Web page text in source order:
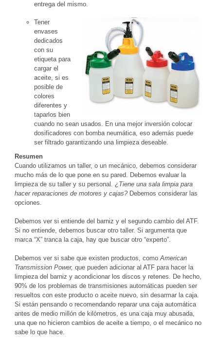
entrega del mismo.
Tener
envases
dedicados
con su
etiqueta para
cargar el
aceite, si es
posible de
colores
diferentes y
taparlos bien
cuando no sean usados. En una mejor inversión colocar
dosificadores con bomba neumática, eso además puede
ser filtrado garantizando una limpieza deseable.
Resumen
Cuando utilizamos un taller, o un mecánico, debemos considerar
mucho más de lo que pone en su pared. Debemos evaluar la
limpieza de su taller y su personal. ¿Tiene una sala limpia para
hacer reparaciones de motores y cajas?Debemos considerar las
opciones.
Debemos ver si entiende del barniz y el segundo cambio del ATF.
Si no entiende, debemos buscar otro taller. Si argumenta que
marca “X” tranca la caja, hay que buscar otro “experto”.
Debemos ver si sabe que existen productos, comoAmerican
Transmission Power, que pueden adicionar al ATF para hacer la
limpieza del barniz y acondicionar los discos y retenes. De hecho,
90% de los problemas de transmisiones automáticas pueden ser
resueltos con este producto o aceite nuevo, sin desarmar la caja.
Si están pensando o recomendando reparar una caja automática
antes de medio millón de kilómetros, es una caja muy abusada,
una que no hicieron cambios de aceite a tiempo, o el mecánico no
sabe lo que hace.